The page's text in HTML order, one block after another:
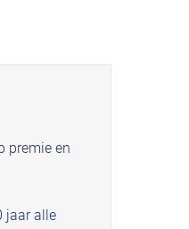
premie en
jaar alle